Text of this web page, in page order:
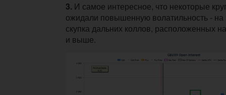
3. И самое интересное, что некоторые
ожидали повышенную волатильность - на
скупка дальних коллов, расположенных
и выше.